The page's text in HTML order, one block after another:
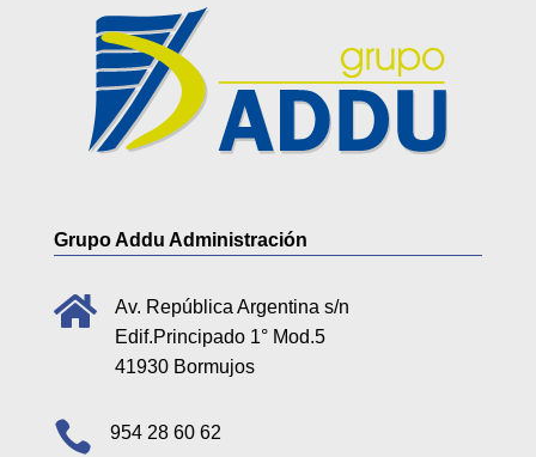
Grupo Addu Administración

Av. República Argentina s/n
Edif.Principado 1° Mod.5
41930 Bormujos
 954 28 60 62